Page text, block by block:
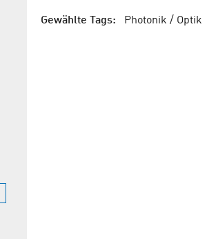
Gewählte Tags: Photonik / Optik